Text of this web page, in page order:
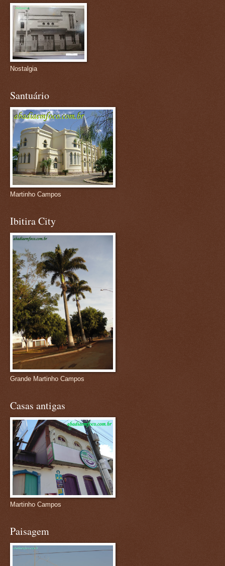
Nostalgia
Santuário
Martinho Campos
Ibitira City
Grande Martinho Campos
Casas antigas
Martinho Campos
Paisagem